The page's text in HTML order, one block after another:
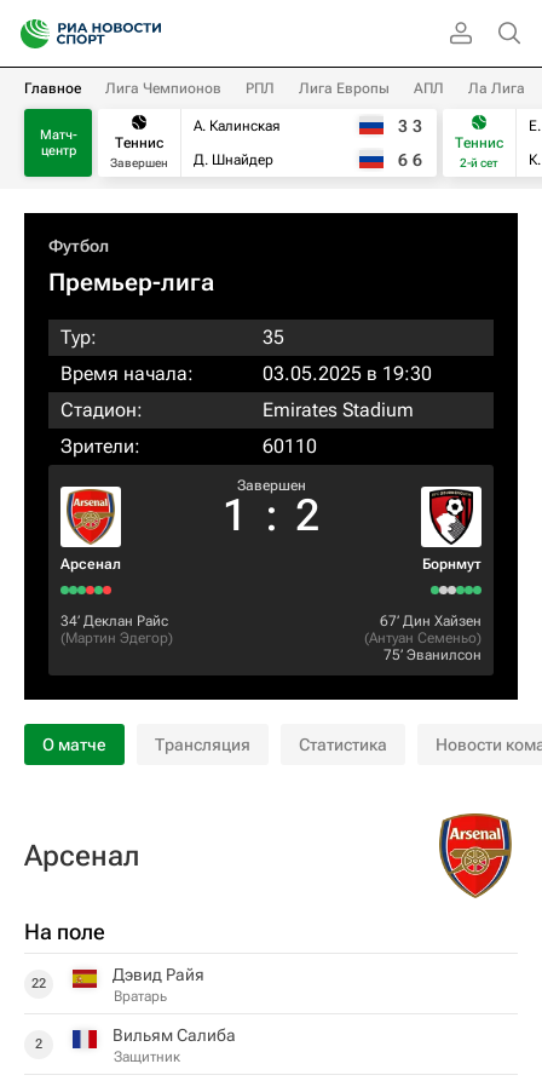
Главное Лига Чемпионов РПЛ Лига Европы АПЛ Ла Лига
Матч-
центр
Теннис
Завершен
А. Калинская
Д. Шнайдер
3 3
6 6
Теннис
2-й сет
Футбол
Премьер-лига
Тур:
35
Время начала:
03.05.2025 в 19:30
Стадион:
Emirates Stadium
Зрители:
60110
Арсенал
Завершен
1 : 2
Борнмут
34‎’‎ Деклан Райс
(Мартин Эдегор)
67‎’‎ Дин Хайзен
(Антуан Семеньо)
75‎’‎ Эванилсон
О матче Трансляция Статистика Новости
Арсенал
На поле
22 Дэвид Райя
Вратарь
2 Вильям Салиба
Защитник